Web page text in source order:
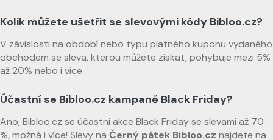
Kolik můžete ušetřit se slevovými kódy Bibloo.cz?
V závislosti na období nebo typu platného kuponu vydaného
obchodem se sleva, kterou můžete získat, pohybuje mezi 5%
až 20% nebo i více.
Účastní se Bibloo.cz kampaně Black Friday?
Ano, Bibloo.cz se účastní akce Black Friday se slevami až 70
%, možná i více! Slevy na Černý pátek Bibloo.cz najdete na